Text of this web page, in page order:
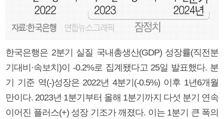
한국은행은 2분기 실질 국내총생산(GDP) 성장률(직전분
기대비·속보치)이 -0.2%로 집계됐다고 25일 발표했다. 분
기 기준 역(-)성장은 2022년 4분기(-0.5%) 이후 1년6개월
만이다. 2023년 1분기부터 올해 1분기까지 다섯 분기 연속
이어진 플러스(+) 성장 기조가 깨졌다. 이는 1분기 큰 폭의